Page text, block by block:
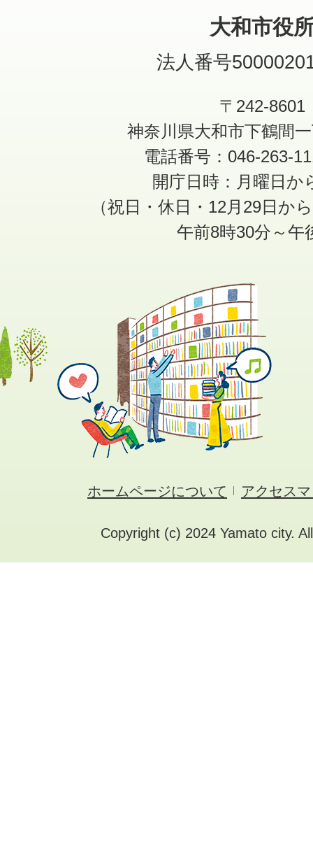
大和市役
法人番号
〒242-8601
神奈川県大和市下鶴間
電話番号：046-263-
開庁日時：月曜日か
（祝日・休日・12月29日か
午前8時30分～午
ホームページについて アクセス
Copyright (c) 2024 Yamato city.